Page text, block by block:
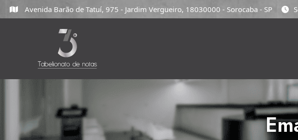
Avenida Barão de Tatuí, 975 - Jardim Vergueiro, 18030000 - Sorocaba - SP